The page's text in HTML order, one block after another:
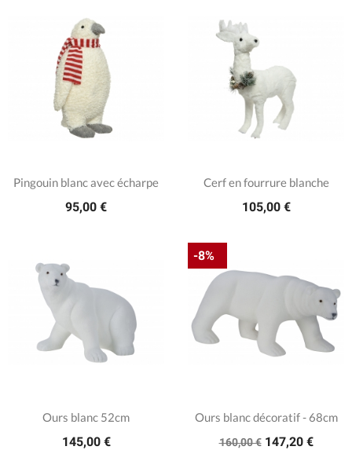
Pingouin blanc avec écharpe
95,00 €
Cerf en fourrure blanche
105,00 €
Ours blanc 52cm
145,00 €
Ours blanc décoratif - 68cm
160,00 € 147,20 €
-8%